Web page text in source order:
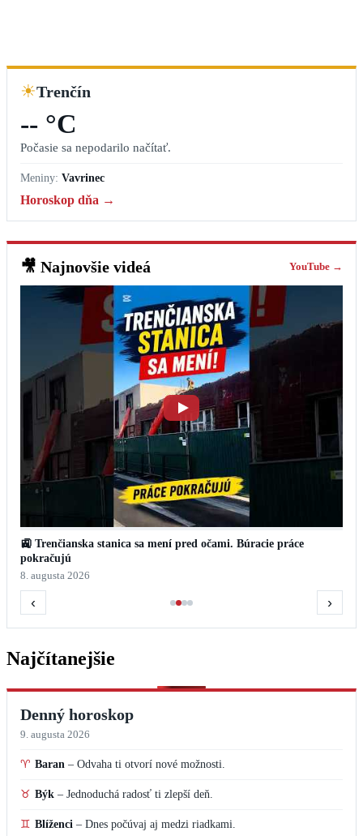
☀Trenčín
-- °C
Počasie sa nepodarilo načítať.
Meniny: Vavrinec
Horoskop dňa →
🎥 Najnovšie videá YouTube →
🚉 Trenčianska stanica sa mení pred očami. Búracie práce
pokračujú
8. augusta 2026
‹ ›
Najčítanejšie
Denný horoskop
9. augusta 2026
♈ Baran – Odvaha ti otvorí nové možnosti.
♉ Býk – Jednoduchá radosť ti zlepší deň.
♊ Blíženci – Dnes počúvaj aj medzi riadkami.